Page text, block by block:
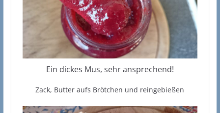
Ein dickes Mus, sehr ansprechend!
Zack, Butter aufs Brötchen und reingebießen